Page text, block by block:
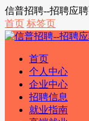
信普招聘--招聘应
首页 标签页
首页
个人中心
企业中心
招聘信息
就业指南